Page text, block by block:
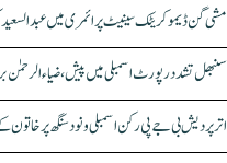
مشی گن ڈیموکریٹک سینیٹ پرائمری میں عبدالسعید
سنبھل تشدد رپورٹ اسمبلی میں پیش، ضیاء الرحمٰن
اتر پردیش بی جے پی رکن اسمبلی ونود سنگھ پر خاتون